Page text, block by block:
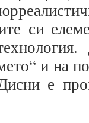
си
и на
е